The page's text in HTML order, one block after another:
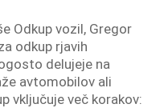
Odkup vozil, Gregor
odkup rjavih
delujeje na
avtomobilov ali
vključuje več korakov: